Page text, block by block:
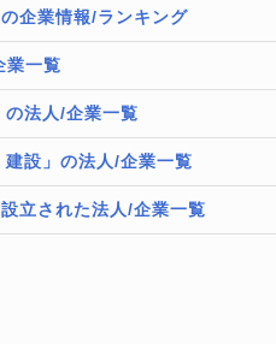
の企業情報/ランキング
業一覧
の法人/企業一覧
建設」の法人/企業一覧
設立された法人/企業一覧